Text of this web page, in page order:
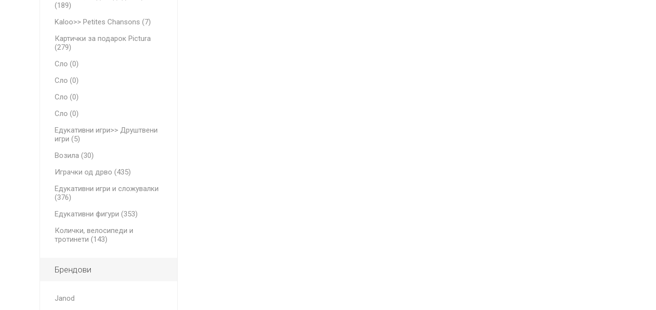
(189)
Kaloo>> Petites Chansons (7)
Картички за подарок Pictura
(279)
Сло (0)
Сло (0)
Сло (0)
Сло (0)
Едукативни игри>> Друштвени
игри (5)
Возила (30)
Играчки од дрво (435)
Едукативни игри и сложувалки
(376)
Едукативни фигури (353)
Колички, велосипеди и
тротинети (143)
Брендови
Janod